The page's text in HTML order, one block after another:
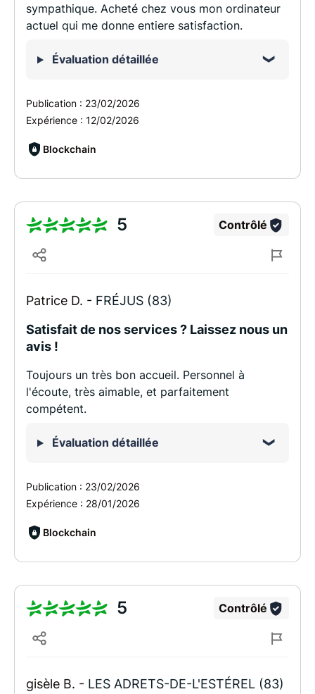
sympathique. Acheté chez vous mon ordinateur
actuel qui me donne entiere satisfaction.
Évaluation détaillée
Publication : 23/02/2026
Expérience : 12/02/2026
Blockchain
5 Contrôlé
Patrice D. - FRÉJUS (83)
Satisfait de nos services ? Laissez nous un
avis !
Toujours un très bon accueil. Personnel à
l'écoute, très aimable, et parfaitement
compétent.
Évaluation détaillée
Publication : 23/02/2026
Expérience : 28/01/2026
Blockchain
5 Contrôlé
gisèle B. - LES ADRETS-DE-L'ESTÉREL (83)